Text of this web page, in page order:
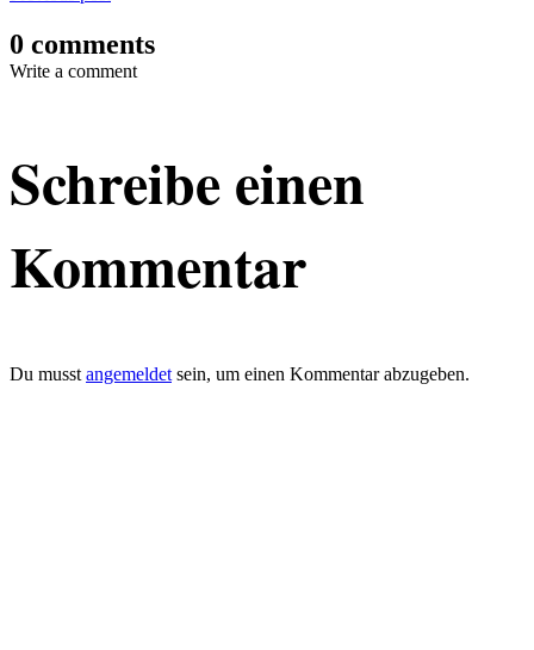
0 comments
Write a comment
Schreibe einen
Kommentar
Du musst angemeldet sein, um einen Kommentar abzugeben.